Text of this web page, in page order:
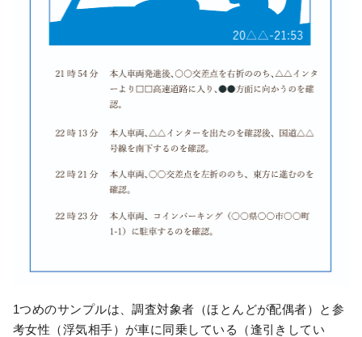
1つめのサンプルは、調査対象者（ほとんどが配偶者）と参
考女性（浮気相手）が車に同乗している（逢引きしてい